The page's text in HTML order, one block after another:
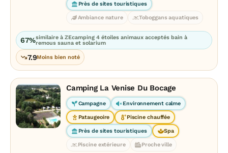
Près de sites touristiques
Ambiance nature Toboggans aquatiques
67%similaire à ZEcamping 4 étoiles animaux acceptés bain à
remous sauna et solarium
7.9Moins bien noté
Camping La Venise Du Bocage
Campagne Environnement calme
Pataugeoire Piscine chauffée
Près de sites touristiques Spa
Piscine extérieure Proche ville